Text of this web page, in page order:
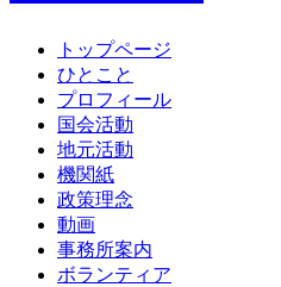
トップページ
ひとこと
プロフィール
国会活動
地元活動
機関紙
政策理念
動画
事務所案内
ボランティア